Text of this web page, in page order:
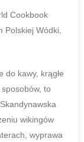
Cookbook
Polskiej Wódki,
do kawy, krągłe
to
wikingów
wyprawa